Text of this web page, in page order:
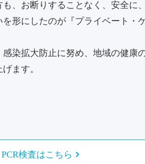
、お断りすることなく、安全に
形にしたのが『プライベート・
染拡大防止に努め、地域の健康
ます。
PCR検査はこちら